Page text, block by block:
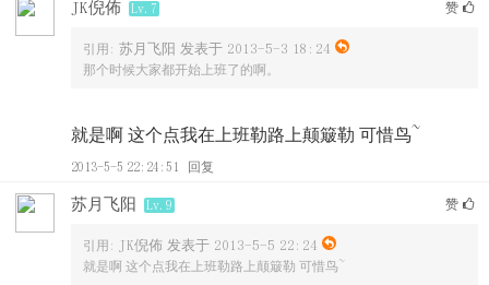
JK倪佈 Lv.7 赞
引用: 苏月飞阳 发表于 2013-5-3 18:24
那个时候大家都开始上班了的啊。
就是啊 这个点我在上班勒路上颠簸勒 可惜鸟~
2013-5-5 22:24:51 回复
苏月飞阳 Lv.9 赞
引用: JK倪佈 发表于 2013-5-5 22:24
就是啊 这个点我在上班勒路上颠簸勒 可惜鸟~